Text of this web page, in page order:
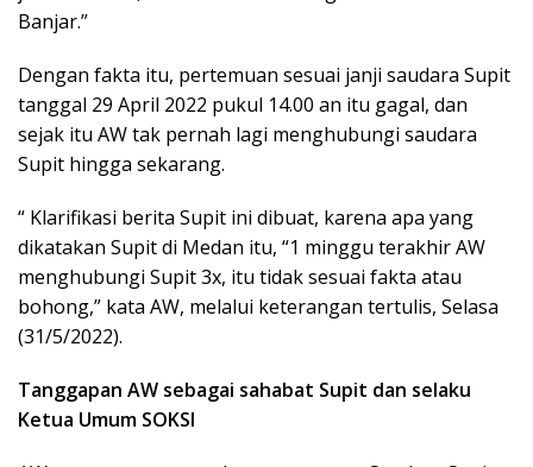
Banjar.”
Dengan fakta itu, pertemuan sesuai janji saudara Supit
tanggal 29 April 2022 pukul 14.00 an itu gagal, dan
sejak itu AW tak pernah lagi menghubungi saudara
Supit hingga sekarang.
“ Klarifikasi berita Supit ini dibuat, karena apa yang
dikatakan Supit di Medan itu, “1 minggu terakhir AW
menghubungi Supit 3x, itu tidak sesuai fakta atau
bohong,” kata AW, melalui keterangan tertulis, Selasa
(31/5/2022).
Tanggapan AW sebagai sahabat Supit dan selaku
Ketua Umum SOKSI